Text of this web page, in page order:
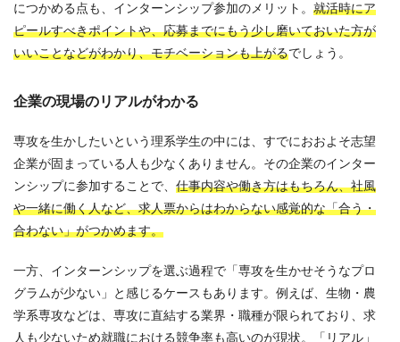
につかめる点も、インターンシップ参加のメリット。 就活時にア
ピールすべきポイントや、応募までにもう少し磨いておいた方が
いいことなどがわかり、モチベーションも上がるでしょう。
企業の現場のリアルがわかる
専攻を生かしたいという理系学生の中には、すでにおおよそ志望
企業が固まっている人も少なくありません。その企業のインター
ンシップに参加することで、 仕事内容や働き方はもちろん、社風
や一緒に働く人など、求人票からはわからない感覚的な「合う・
合わない」がつかめます。
一方、インターンシップを選ぶ過程で「専攻を生かせそうなプロ
グラムが少ない」と感じるケースもあります。例えば、生物・農
学系専攻などは、専攻に直結する業界・職種が限られており、求
人も少ないため就職における競争率も高いのが現状。「リアル」